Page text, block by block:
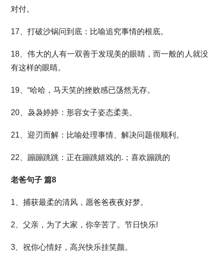
对付。
17、打破沙锅问到底：比喻追究事情的根底。
18、伟大的人有一双善于发现美的眼睛，而一般的人就没
有这样的眼睛。
19、“哈哈，马天笑的挫败感已荡然无存。
20、袅袅婷婷：形容女子姿态柔美。
21、迎刃而解：比喻处理事情、解决问题很顺利。
22、蹦蹦跳跳：正在蹦跳嬉戏的.；喜欢蹦跳的
老爸句子 篇8
1、捕获最柔的清风，愿爸爸夜夜好梦。
2、父亲，为了大家，你辛苦了。节日快乐!
3、祝你心情好，高兴快乐挂笑颜。